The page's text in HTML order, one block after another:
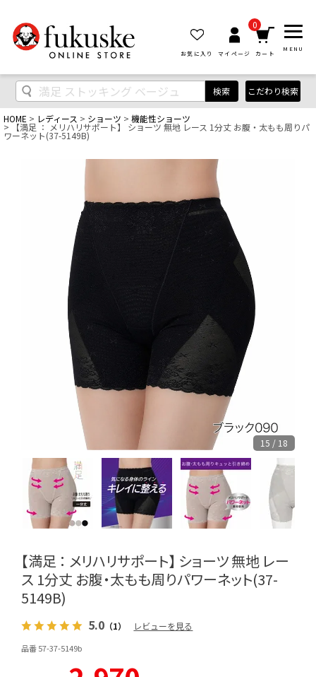
お気に入り マイページ
0
カート
MENU
検索 こだわり検索
HOME レディース ショーツ 機能性ショーツ
【満足 ： メリハリサポート】 ショーツ 無地 レース 1分丈 お腹・太もも周りパ
ワーネット(37-5149B)
15 / 18
【満足 ： メリハリサポート】 ショーツ 無地 レー
ス 1分丈 お腹・太もも周りパワーネット(37-
5149B)
5.0 （1） レビューを見る
品番 57-37-5149b